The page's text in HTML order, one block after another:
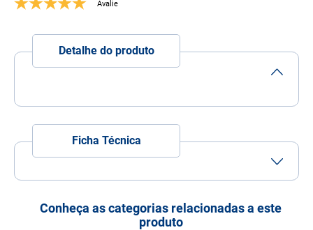
Detalhe do produto
Ficha Técnica
Conheça as categorias relacionadas a este
produto
areia
5º
ração